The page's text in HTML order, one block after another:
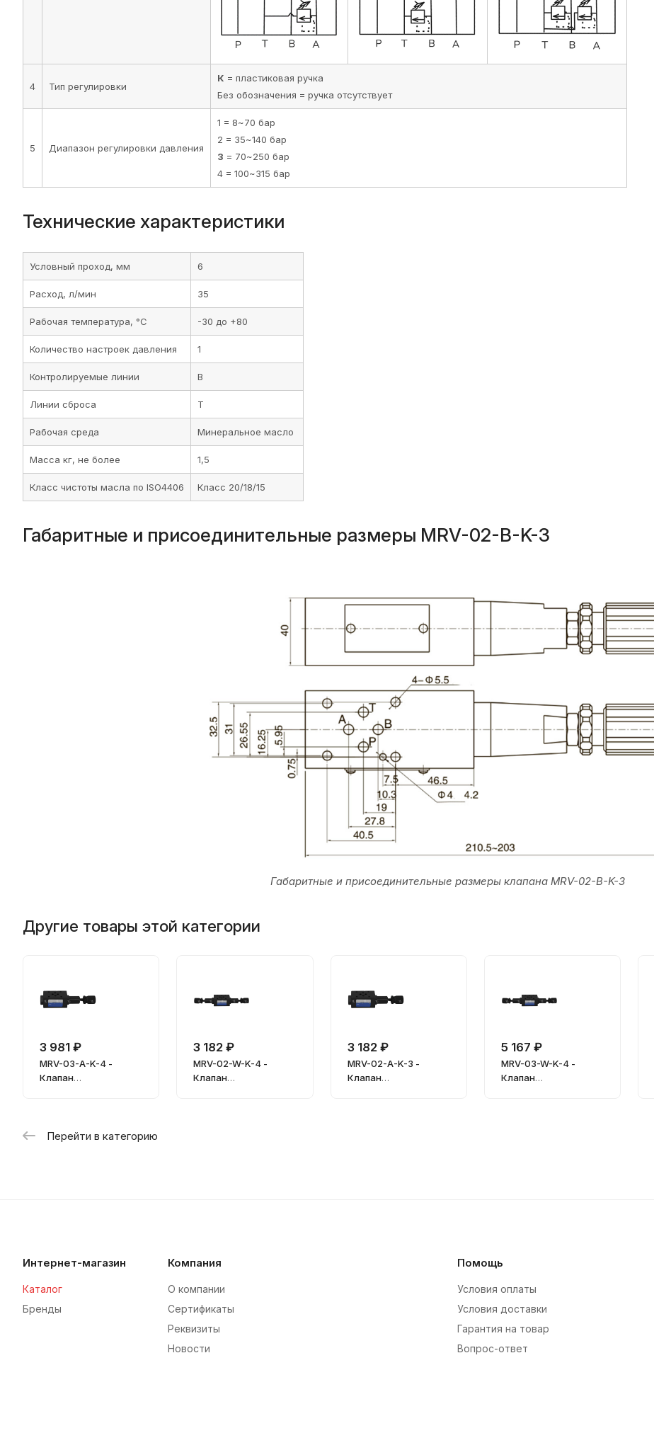
4 Тип регулировки
К = пластиковая ручка
Без обозначения = ручка отсутствует
5 Диапазон регулировки давления
1 = 8~70 бар
2 = 35~140 бар
3 = 70~250 бар
4 = 100~315 бар
Технические характеристики
Условный проход, мм 6
Расход, л/мин 35
Рабочая температура, °C -30 до +80
Количество настроек давления 1
Контролируемые линии B
Линии сброса T
Рабочая среда Минеральное масло
Масса кг, не более 1,5
Класс чистоты масла по ISO4406 Класс 20/18/15
Габаритные и присоединительные размеры MRV-02-B-K-3
Габаритные и присоединительные размеры клапана MRV-02-B-K-3
Другие товары этой категории
3 981 ₽
MRV-03-A-K-4 -
Клапан
3 182 ₽
MRV-02-W-K-4 -
Клапан
3 182 ₽
MRV-02-A-K-3 -
Клапан
5 167 ₽
MRV-03-W-K-4 -
Клапан
Перейти в категорию
Интернет-магазин
Каталог
Бренды
Компания
О компании
Сертификаты
Реквизиты
Новости
Помощь
Условия оплаты
Условия доставки
Гарантия на товар
Вопрос-ответ